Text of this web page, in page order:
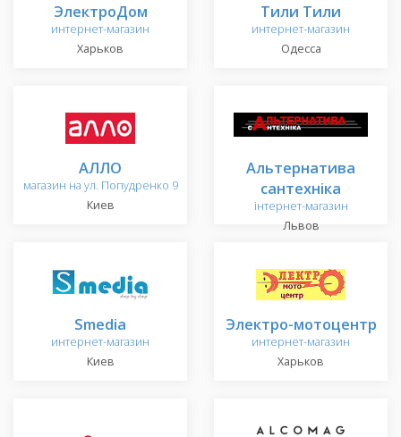
ЭлектроДом
интернет-магазин
Харьков
Тили Тили
интернет-магазин
Одесса
АЛЛО
магазин на ул. Попудренко 9
Киев
Альтернатива
сантехніка
інтернет-магазин
Львов
Smedia
интернет-магазин
Киев
Электро-мотоцентр
интернет-магазин
Харьков